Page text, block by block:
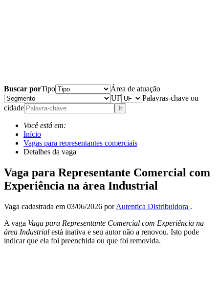
Buscar porTipo
Área de atuação
UF
Palavras-chave ou
cidade
Ir
Você está em:
Início
Vagas para representantes comerciais
Detalhes da vaga
Vaga para Representante Comercial com
Experiência na área Industrial
Vaga cadastrada em 03/06/2026 porAutentica Distribuidora .
A vaga Vaga para Representante Comercial com Experiência na
área Industrial está inativa e seu autor não a renovou. Isto pode
indicar que ela foi preenchida ou que foi removida.